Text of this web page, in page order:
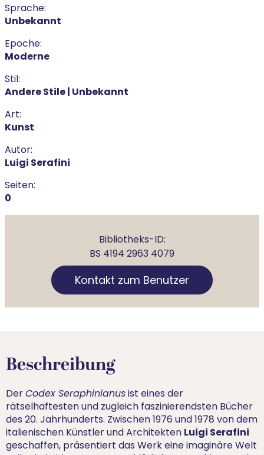
Sprache:
Unbekannt
Epoche:
Moderne
Stil:
Andere Stile | Unbekannt
Art:
Kunst
Autor:
Luigi Serafini
Seiten:
0
Bibliotheks-ID:
BS 4194 2963 4079
Kontakt zum Benutzer
Beschreibung
DerCodex Seraphinianusist eines der
rätselhaftesten und zugleich faszinierendsten Bücher
des 20. Jahrhunderts. Zwischen 1976 und 1978 von dem
italienischen Künstler und ArchitektenLuigi Serafini
geschaffen, präsentiert das Werk eine imaginäre Welt